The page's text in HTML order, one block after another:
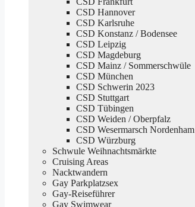
CSD Hannover
CSD Karlsruhe
CSD Konstanz / Bodensee
CSD Leipzig
CSD Magdeburg
CSD Mainz / Sommerschwüle
CSD München
CSD Schwerin 2023
CSD Stuttgart
CSD Tübingen
CSD Weiden / Oberpfalz
CSD Wesermarsch Nordenham
CSD Würzburg
Schwule Weihnachtsmärkte
Cruising Areas
Nacktwandern
Gay Parkplatzsex
Gay-Reiseführer
Gay Swimwear